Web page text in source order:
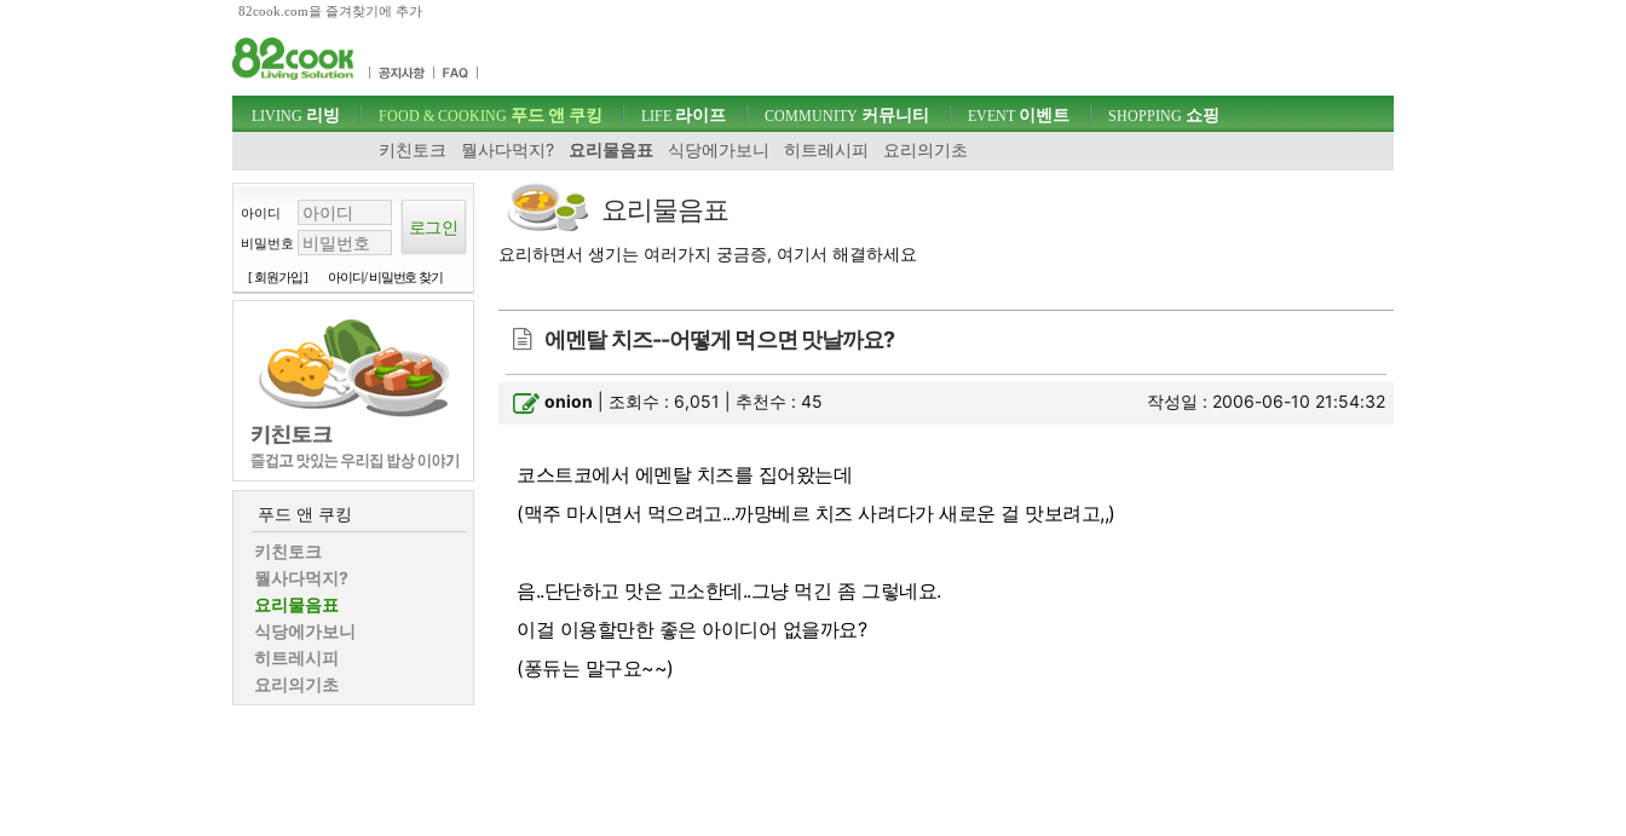
82cook.com을 즐겨찾기에 추가
주메뉴 바로가기
컨텐츠 바로가기
검색 바로가기
로그인 바로가기
주메뉴
LIVING 리빙 FOOD & COOKING 푸드 앤 쿠킹
키친토크
뭘사다먹지? 요리물음표 식당에가보니 히트레시피 요리의기초
LIFE 라이프 COMMUNITY 커뮤니티 EVENT이벤트 SHOPPING 쇼핑
아이디
비밀번호
[ 회원가입 ] 아이디/ 비밀번호 찾기
푸드 앤 쿠킹
키친토크
뭘사다먹지?
요리물음표
식당에가보니
히트레시피
요리의기초
요리물음표
요리하면서 생기는 여러가지 궁금증, 여기서 해결하세요
에멘탈 치즈--어떻게 먹으면 맛날까요?
onion | 조회수 : 6,051 | 추천수 :45 작성일 : 2006-06-10 21:54:32
코스트코에서 에멘탈 치즈를 집어왔는데
(맥주 마시면서 먹으려고...까망베르 치즈 사려다가 새로운 걸 맛보려고,,)
음..단단하고 맛은 고소한데..그냥 먹긴 좀 그렇네요.
이걸 이용할만한 좋은 아이디어 없을까요?
(퐁듀는 말구요~~)